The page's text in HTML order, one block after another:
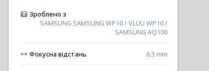
Зроблено з
SAMSUNG SAMSUNG WP10 / VLUU WP10 /
SAMSUNG AQ100
Фокусна відстань 6.3 mm